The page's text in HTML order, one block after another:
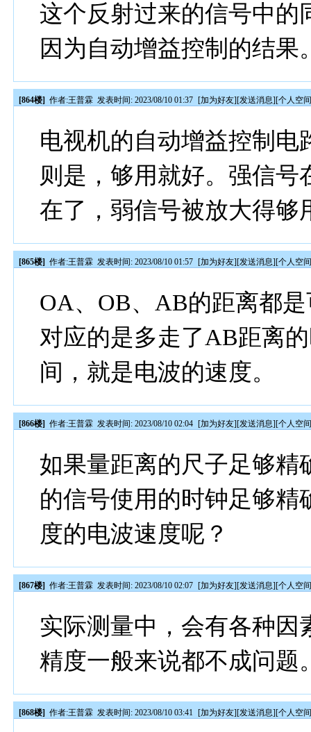
这个反射过来的信号中的
因为自动增益控制的结果
[864楼] 作者:王普霖 发表时间: 2023/08/10 01:37 [加为好友][发送消息][个人空
电视机的自动增益控制电
则是，够用就好。强信
在了，弱信号被放大得够
[865楼] 作者:王普霖 发表时间: 2023/08/10 01:57 [加为好友][发送消息][个人空
OA、OB、AB的距离都
对应的是多走了AB距离
间，就是电波的速度。
[866楼] 作者:王普霖 发表时间: 2023/08/10 02:04 [加为好友][发送消息][个人空
如果量距离的尺子足够精
的信号使用的时钟足够精
度的电波速度呢？
[867楼] 作者:王普霖 发表时间: 2023/08/10 02:07 [加为好友][发送消息][个人空
实际测量中，会有各种因
精度一般来说都不成问题
[868楼] 作者:王普霖 发表时间: 2023/08/10 03:41 [加为好友][发送消息][个人空